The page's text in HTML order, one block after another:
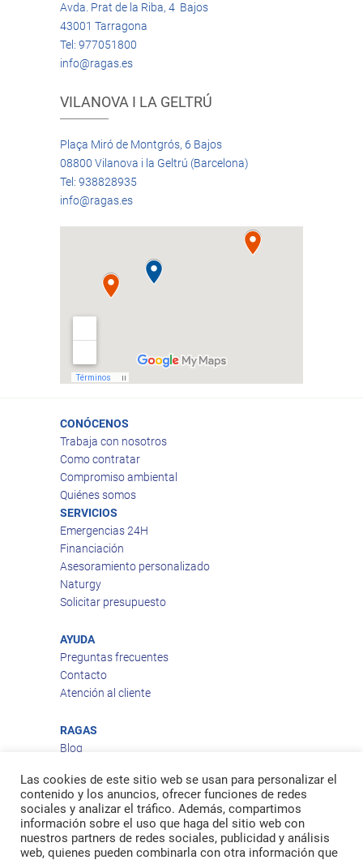
Avda. Prat de la Riba, 4 Bajos
43001 Tarragona
Tel: 977051800
info@ragas.es
VILANOVA I LA GELTRÚ
Plaça Miró de Montgrós, 6 Bajos
08800 Vilanova i la Geltrú (Barcelona)
Tel: 938828935
info@ragas.es
CONÓCENOS
Trabaja con nosotros
Como contratar
Compromiso ambiental
Quiénes somos
SERVICIOS
Emergencias 24H
Financiación
Asesoramiento personalizado
Naturgy
Solicitar presupuesto
AYUDA
Preguntas frecuentes
Contacto
Atención al cliente
RAGAS
Blog
Política de privacidad
Política de cookies
Política de envío
Política de devoluciones
Las cookies de este sitio web se usan para personalizar el
contenido y los anuncios, ofrecer funciones de redes
sociales y analizar el tráfico. Además, compartimos
información sobre el uso que haga del sitio web con
nuestros partners de redes sociales, publicidad y análisis
web, quienes pueden combinarla con otra información que